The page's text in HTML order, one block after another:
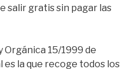
salir gratis sin pagar las
Orgánica 15/1999 de
la que recoge todos los